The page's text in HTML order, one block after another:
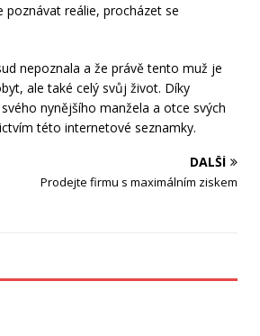
poznávat reálie, procházet se
nepoznala a že právě tento muž je
ale také celý svůj život. Díky
nynějšího manžela a otce svých
této internetové seznamky.
DALŠÍ
Prodejte firmu s maximálním ziskem